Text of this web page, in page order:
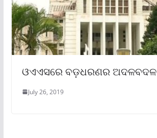
ଓଏଏସରେ ବଡ଼ଧରଣର ଅଦଳବଦଳ
July 26, 2019